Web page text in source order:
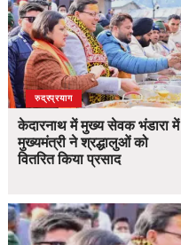
उत्तराखंड
देश
रुद्रप्रयाग
केदारनाथ में मुख्य सेवक भंडारा में
मुख्यमंत्री ने श्रद्धालुओं को
वितरित किया प्रसाद